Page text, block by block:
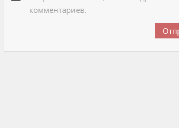
комментариев.